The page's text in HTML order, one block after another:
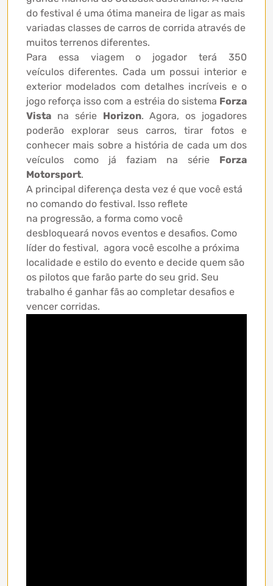
do festival é uma ótima maneira de ligar as mais
variadas classes de carros de corrida através de
muitos terrenos diferentes.
Para essa viagem o jogador terá 350
veículos diferentes. Cada um possui interior e
exterior modelados com detalhes incríveis e o
jogo reforça isso com a estréia do sistema Forza
Vista na série Horizon. Agora, os jogadores
poderão explorar seus carros, tirar fotos e
conhecer mais sobre a história de cada um dos
veículos como já faziam na série Forza
Motorsport.
A principal diferença desta vez é que você está
no comando do festival. Isso reflete
na progressão, a forma como você
desbloqueará novos eventos e desafios. Como
líder do festival, agora você escolhe a próxima
localidade e estilo do evento e decide quem são
os pilotos que farão parte do seu grid. Seu
trabalho é ganhar fãs ao completar desafios e
vencer corridas.